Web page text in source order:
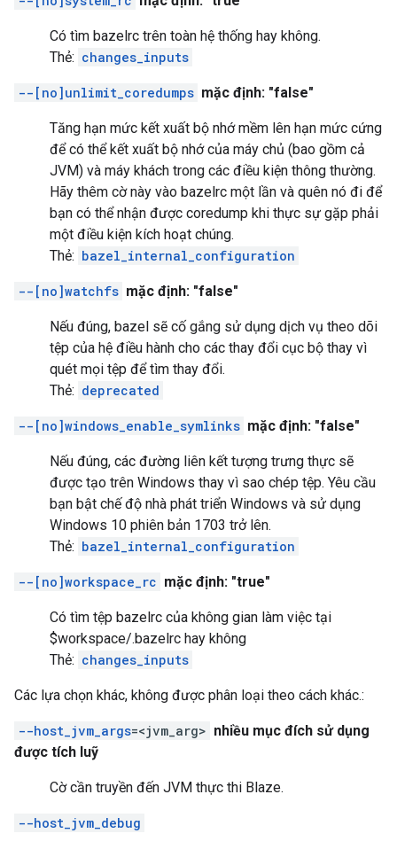
Có tìm bazelrc trên toàn hệ thống hay không.
Thẻ: changes_inputs
--[no]unlimit_coredumps mặc định: "false"
Tăng hạn mức kết xuất bộ nhớ mềm lên hạn mức cứng
để có thể kết xuất bộ nhớ của máy chủ (bao gồm cả
JVM) và máy khách trong các điều kiện thông thường.
Hãy thêm cờ này vào bazelrc một lần và quên nó đi để
bạn có thể nhận được coredump khi thực sự gặp phải
một điều kiện kích hoạt chúng.
Thẻ: bazel_internal_configuration
--[no]watchfs mặc định: "false"
Nếu đúng, bazel sẽ cố gắng sử dụng dịch vụ theo dõi
tệp của hệ điều hành cho các thay đổi cục bộ thay vì
quét mọi tệp để tìm thay đổi.
Thẻ: deprecated
--[no]windows_enable_symlinks mặc định: "false"
Nếu đúng, các đường liên kết tượng trưng thực sẽ
được tạo trên Windows thay vì sao chép tệp. Yêu cầu
bạn bật chế độ nhà phát triển Windows và sử dụng
Windows 10 phiên bản 1703 trở lên.
Thẻ: bazel_internal_configuration
--[no]workspace_rc mặc định: "true"
Có tìm tệp bazelrc của không gian làm việc tại
$workspace/.bazelrc hay không
Thẻ: changes_inputs
Các lựa chọn khác, không được phân loại theo cách khác.:
--host_jvm_args=<jvm_arg> nhiều mục đích sử dụng
được tích luỹ
Cờ cần truyền đến JVM thực thi Blaze.
--host_jvm_debug